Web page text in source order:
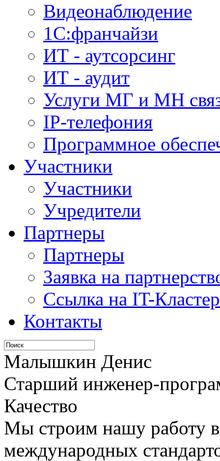
Видеонаблюдение
1С:франчайзи
ИТ - аутсорсинг
ИТ - аудит
Услуги МГ и МН
IP-телефония
Программное
Участники
Участники
Учредители
Партнеры
Партнеры
Заявка на
Ссылка на IT-Кластер
Контакты
Малышкин Денис
Старший инженер-
Качество
Мы строим нашу работу в
международных